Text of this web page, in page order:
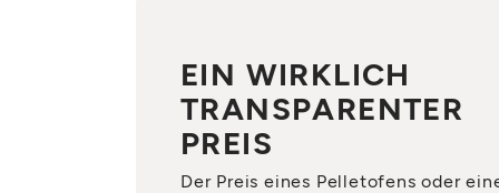
EIN WIRKLICH
TRANSPARENTER
PREIS
Der Preis eines Pelletofens oder